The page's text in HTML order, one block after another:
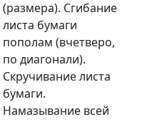
(размера). Сгибание
листа бумаги
пополам (вчетверо,
по диагонали).
Скручивание листа
бумаги.
Намазывание всей